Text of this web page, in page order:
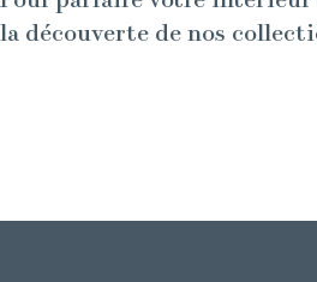
la découverte de nos